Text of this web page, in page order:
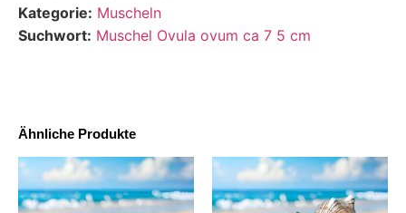
Kategorie: Muscheln
Suchwort: Muschel Ovula ovum ca 7 5 cm
Ähnliche Produkte